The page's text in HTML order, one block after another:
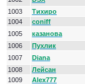
1003
Тихиро
1004
coniff
1005
казанова
1006
Пухлик
1007
Diana
1008
Лейсан
1009
Alex777